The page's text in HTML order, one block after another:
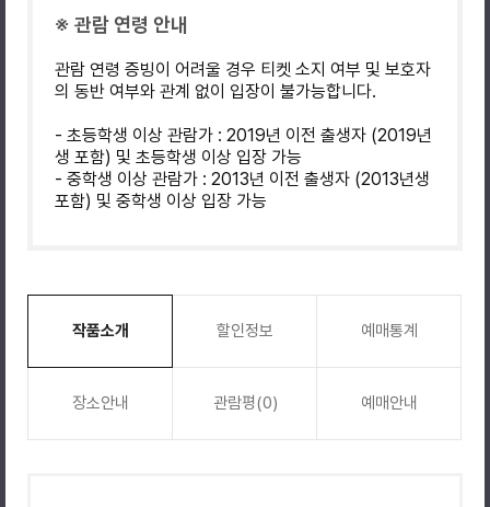
※ 관람 연령 안내
관람 연령 증빙이 어려울 경우 티켓 소지 여부 및 보호자
의 동반 여부와 관계 없이 입장이 불가능합니다.
- 초등학생 이상 관람가 : 2019년 이전 출생자 (2019년
생 포함) 및 초등학생 이상 입장 가능
- 중학생 이상 관람가 : 2013년 이전 출생자 (2013년생
포함) 및 중학생 이상 입장 가능
작품소개 할인정보 예매통계
장소안내 관람평(0) 예매안내